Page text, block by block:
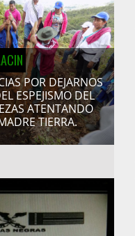
POR DEJARNOS
ESPEJISMO DEL
ATENTANDO
TIERRA.